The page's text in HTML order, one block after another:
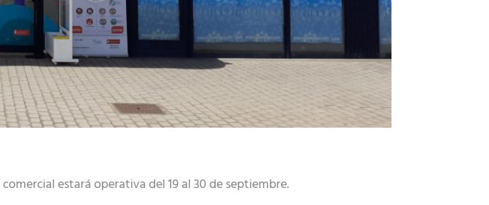
estará operativa del 19 al 30 de septiembre.